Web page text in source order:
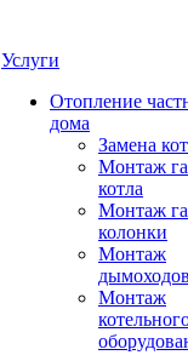
Услуги
Отопление
дома
Замена
Монтаж
котла
Монтаж
колонки
Монтаж
Монтаж